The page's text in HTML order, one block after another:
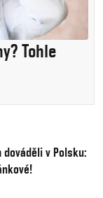
Tohle
dováděli v Polsku: